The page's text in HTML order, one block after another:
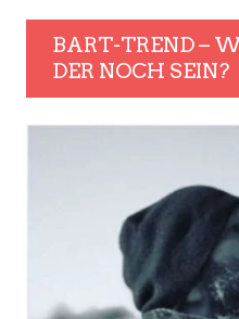
BART-TREND –
DER NOCH SEIN?